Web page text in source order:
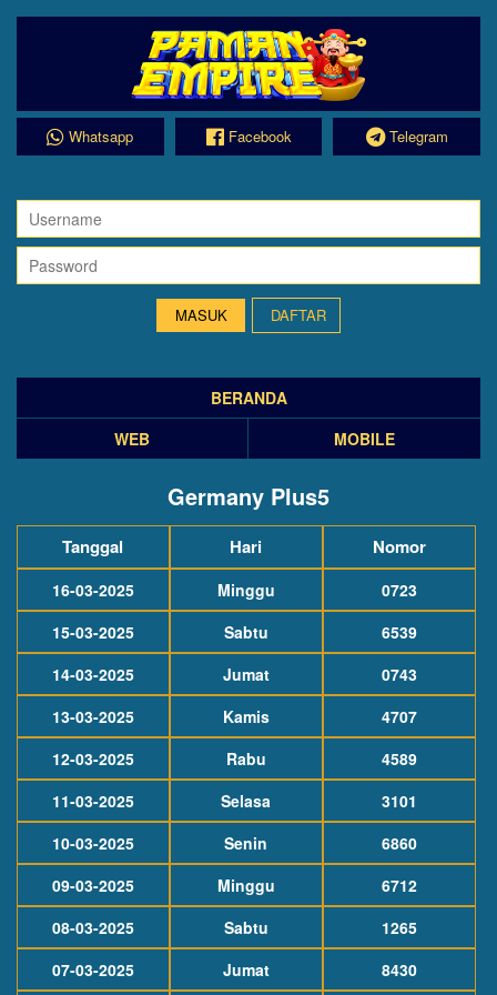
Whatsapp Facebook Telegram
DAFTAR
BERANDA
WEB
MOBILE
Germany Plus5
Tanggal Hari Nomor
16-03-2025 Minggu
0723
15-03-2025
Sabtu
6539
14-03-2025
Jumat
0743
13-03-2025
Kamis
4707
12-03-2025
Rabu
4589
11-03-2025
Selasa
3101
10-03-2025
Senin
6860
09-03-2025
Minggu
6712
08-03-2025
Sabtu
1265
07-03-2025
Jumat 8430